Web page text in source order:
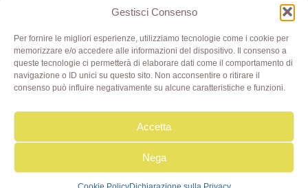
Gestisci Consenso
Per fornire le migliori esperienze, utilizziamo tecnologie come i cookie per
memorizzare e/o accedere alle informazioni del dispositivo. Il consenso a
queste tecnologie ci permetterà di elaborare dati come il comportamento di
navigazione o ID unici su questo sito. Non acconsentire o ritirare il
consenso può influire negativamente su alcune caratteristiche e funzioni.
Accetta
Nega
Seguici
Olivia di Aimi Roberta | Borgo XX Marzo 6/c Parma | P.IVA
IT02499000343 - REA PR 245283 | © 2020 Olivialab. All
Rights Reserved.